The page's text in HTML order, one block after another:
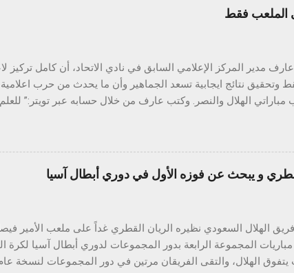
الفريق سيواصل تدريباته عصر اليوم بمران مغلق بعدها سيتناول
المطار مساءً حيث سيكون إقلاع طائرة الفريق الساعة التاسعة
الملك عبد الله بالجوهرة المشعة. وفي إطار المسؤولية
الملعب فقط
مدير المركز الإعلامي السابق في نادي الاتحاد، أن كامل تركيز
وتحقيق نتائج ايجابية تسعد الجماهير وأن ما يحدث من حرب
الهلال والنصر. وكتب عارف من خلال حسابه عبر تويتر:” للعلم
يلعب فريق المدرب التشيلي
العهد يوم 10 مارس.
و يبحث عن فوزه الأول في دوري أبطال آسيا
الهلال السعودي نظيره الريان القطري غداً على ملعب الأمير
مباريات المجموعة الرابعة بدور المجموعات لدوري أبطال آسيا